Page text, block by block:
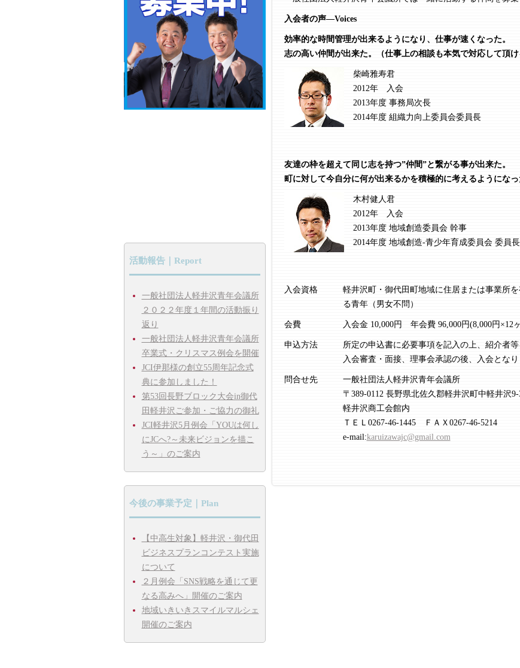
入会者の声—Voices
効率的な時間管理が出来るようになり、仕事が速くなった。
志の高い仲間が出来た。（仕事上の相談も本気で対応して頂け
柴崎雅寿君
2012年 入会
2013年度 事務局次長
2014年度 組織力向上委員会委員長
友達の枠を超えて同じ志を持つ”仲間”と繋がる事が出来た。
町に対して今自分に何が出来るかを積極的に考えるようになっ
木村健人君
2012年 入会
2013年度 地域創造委員会 幹事
2014年度 地域創造-青少年育成委員会 委員長
入会資格
軽井沢町・御代田町地域に住居または事業所
る青年（男女不問）
会費 入会金 10,000円 年会費 96,000円(8,000円×12ヶ
申込方法
所定の申込書に必要事項を記入の上、紹介者
入会審査・面接、理事会承認の後、入会とな
問合せ先
一般社団法人軽井沢青年会議所
〒389-0112 長野県北佐久郡軽井沢町中軽井沢9-
軽井沢商工会館内
ＴＥＬ0267-46-1445 ＦＡＸ0267-46-5214
e-mail:karuizawajc@gmail.com
活動報告｜Report
一般社団法人軽井沢青年会議所
２０２２年度１年間の活動振り
返り
一般社団法人軽井沢青年会議所
卒業式・クリスマス例会を開催
JCI伊那様の創立55周年記念式
典に参加しました！
第53回長野ブロック大会in御代
田軽井沢ご参加・ご協力の御礼
JCI軽井沢5月例会「YOUは何し
にJCへ?～未来ビジョンを描こ
う～」のご案内
今後の事業予定｜Plan
【中高生対象】軽井沢・御代田
ビジネスプランコンテスト実施
について
２月例会「SNS戦略を通じて更
なる高みへ」開催のご案内
地域いきいきスマイルマルシェ
開催のご案内